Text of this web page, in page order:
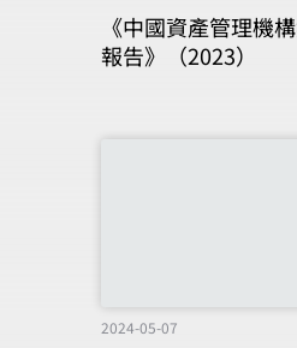
《中國資產管理機
報告》（2023）
2024-05-07